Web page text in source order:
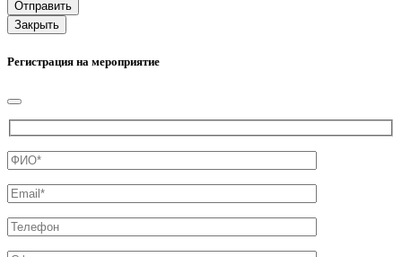
Закрыть
Регистрация на мероприятие